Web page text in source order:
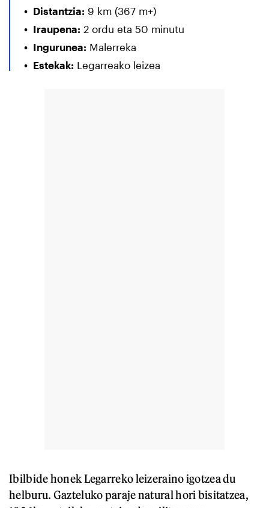
Distantzia: 9 km (367 m+)
Iraupena: 2 ordu eta 50 minutu
Ingurunea: Malerreka
Estekak: Legarreako leizea
Ibilbide honek Legarreko leizeraino igotzea du
helburu. Gazteluko paraje natural hori bisitatzea,